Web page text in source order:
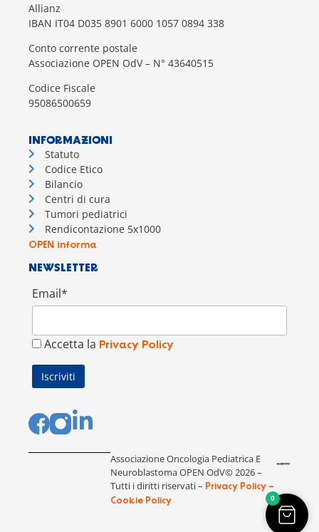
Allianz
IBAN IT04 D035 8901 6000 1057 0894 338
Conto corrente postale
Associazione OPEN OdV – N° 43640515
Codice Fiscale
95086500659
INFORMAZIONI
Statuto
Codice Etico
Bilancio
Centri di cura
Tumori pediatrici
Rendicontazione 5x1000
OPEN informa
NEWSLETTER
Email*
Accetta la Privacy Policy
Associazione Oncologia Pediatrica E
Neuroblastoma OPEN OdV© 2026 –
Tutti i diritti riservati – Privacy Policy –
Cookie Policy
0